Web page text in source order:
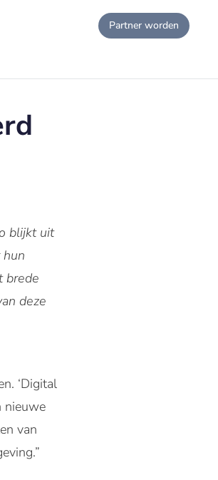
Partner worden
blijkt uit
brede
deze
‘Digital
nieuwe
van